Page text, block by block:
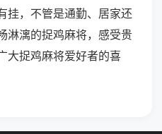
挂，不管是通勤、居家还
淋漓的捉鸡麻将，感受贵
大捉鸡麻将爱好者的喜